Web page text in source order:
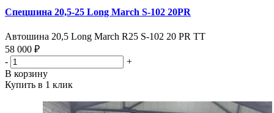
Спецшина 20,5-25 Long March S-102 20PR
Автошина 20,5 Long March R25 S-102 20 PR TT
58 000 ₽
-
+
В корзину
Купить в 1 клик